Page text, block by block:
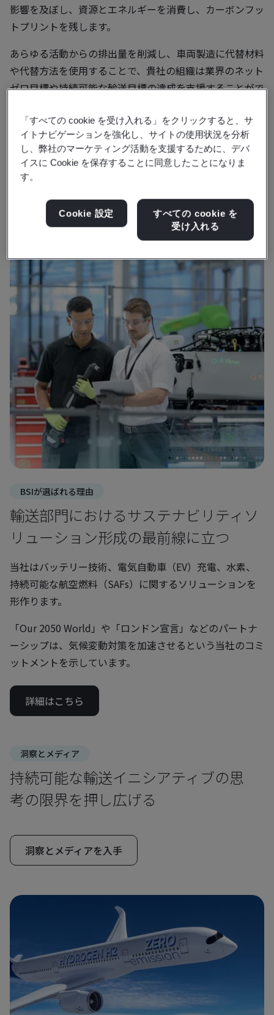
影響を及ぼし、資源とエネルギーを消費し、カーボンフッ
トプリントを残します。
あらゆる活動からの排出量を削減し、車両製造に代替材料
や代替方法を使用することで、貴社の組織は業界のネット
ゼロ目標や持続可能な輸送目標の達成を支援することがで
一方、内燃エンジンの段階的廃止は、安全で信頼性が高
く、再生可能な代替エネルギー源を自動車に見いだすこと
をこの部門に課しています。
BSIが選ばれる理由
輸送部門におけるサステナビリティソ
リューション形成の最前線に立つ
当社はバッテリー技術、電気自動車（EV）充電、水素、
持続可能な航空燃料（SAFs）に関するソリューションを
形作ります。
「Our 2050 World」や「ロンドン宣言」などのパートナ
ーシップは、気候変動対策を加速させるという当社のコミ
ットメントを示しています。
詳細はこちら
洞察とメディア
持続可能な輸送イニシアティブの思
考の限界を押し広げる
洞察とメディアを入手
「すべての cookie を受け入れる」をクリックすると、サ
イトナビゲーションを強化し、サイトの使用状況を分析
し、弊社のマーケティング活動を支援するために、デバ
イスに Cookie を保存することに同意したことになりま
す。
Cookie 設定
すべての cookie を
受け入れる